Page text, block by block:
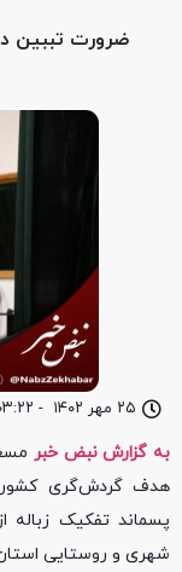
۲۵ مهر ۱۴۰۲ -
ضرورت تببین
به گزارش نبض خبر
هدف گردش‌گر‌ی کشور
پسماند تفکیک زباله
شهری و روستایی استان